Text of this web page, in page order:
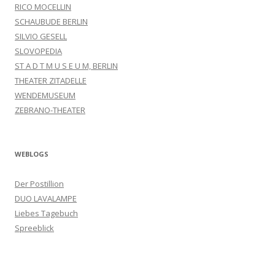
RICO MOCELLIN
SCHAUBUDE BERLIN
SILVIO GESELL
SLOVOPEDIA
ST A D T M U S E U M, BERLIN
THEATER ZITADELLE
WENDEMUSEUM
ZEBRANO-THEATER
WEBLOGS
Der Postillion
DUO LAVALAMPE
Liebes Tagebuch
Spreeblick